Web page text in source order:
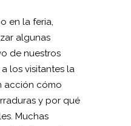
en la feria,
algunas
de nuestros
los visitantes la
acción cómo
y por qué
Muchas